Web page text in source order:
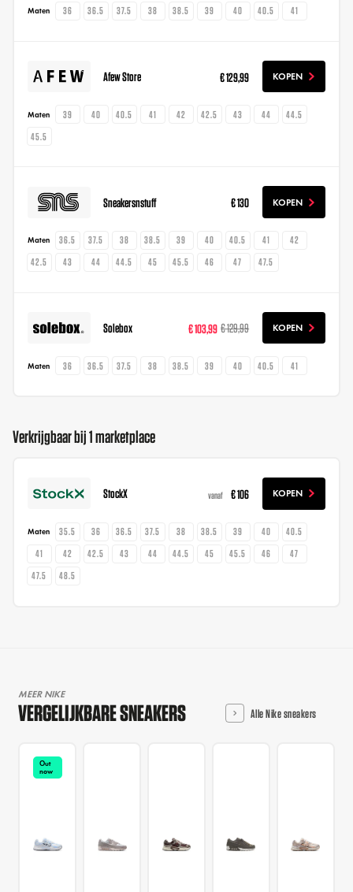
Maten 36 36.5 37.5 38 38.5 39 40 40.5 41
Afew Store € 129,99 KOPEN
Maten 39 40 40.5 41 42 42.5 43 44
44.5
45.5
Sneakersnstuff € 130 KOPEN
Maten 36.5 37.5 38 38.5 39 40 40.5 41
42
42.5
43 44 44.5 45 45.5 46 47 47.5
Solebox € 103,99 € 129,99 KOPEN
Maten 36 36.5 37.5 38 38.5 39 40 40.5 41
Verkrijgbaar bij 1 marketplace
StockX vanaf € 106 KOPEN
Maten 35.5 36 36.5 37.5 38 38.5 39 40
40.5
41
42 42.5 43 44 44.5 45 45.5 46
47
47.5
48.5
MEER NIKE
VERGELIJKBARE SNEAKERS Alle Nike sneakers
Out
now